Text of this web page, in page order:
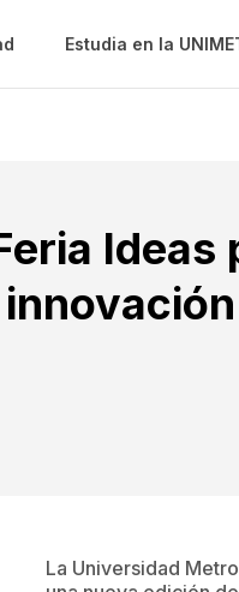
Estudia en la
Ideas
La Universidad